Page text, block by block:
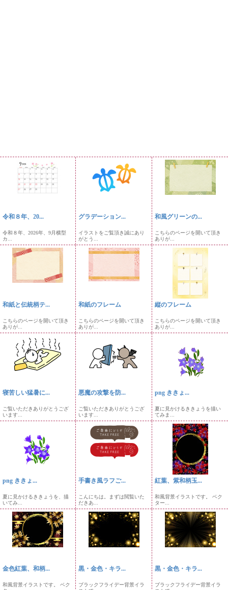
令和８年、20...
令和８年、2026年、9月横型
カ...
グラデーション...
イラストをご覧頂き誠にあり
がとう...
和風グリーンの...
こちらのページを開いて頂き
ありが...
和紙と伝統柄テ...
こちらのページを開いて頂き
ありが...
和紙のフレーム
こちらのページを開いて頂き
ありが...
縦のフレーム
こちらのページを開いて頂き
ありが...
寝苦しい猛暑に...
ご覧いただきありがとうござ
います...
悪魔の攻撃を防...
ご覧いただきありがとうござ
います...
png ききょ...
夏に見かけるききょうを描い
てみま...
png ききょ...
夏に見かけるききょうを、描
いてみ...
手書き風ラフご...
こんにちは。まずは閲覧いた
だきあ...
紅葉、紫和柄玉...
和風背景イラストです。 ベク
ター...
金色紅葉、和柄...
和風背景イラストです。 ベク
黒・金色・キラ...
ブラックフライデー背景イラ
黒・金色・キラ...
ブラックフライデー背景イラ